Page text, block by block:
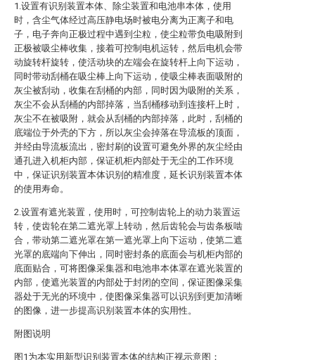
1.设置有识别装置本体、除尘装置和电池串本体，使用
时，含尘气体经过高压静电场时被电分离为正离子和电
子，电子奔向正极过程中遇到尘粒，使尘粒带负电吸附到
正极被吸尘棒收集，接着可控制电机运转，然后电机会带
动旋转杆旋转，使活动块的左端会在旋转杆上向下运动，
同时带动刮桶在吸尘棒上向下运动，使吸尘棒表面吸附的
灰尘被刮动，收集在刮桶的内部，同时因为吸附的关系，
灰尘不会从刮桶的内部掉落，当刮桶移动到连接杆上时，
灰尘不在被吸附，就会从刮桶的内部掉落，此时，刮桶的
底端位于外壳的下方，所以灰尘会掉落在导流板的顶面，
并经由导流板流出，密封刷的设置可避免外界的灰尘经由
通孔进入机柜内部，保证机柜内部处于无尘的工作环境
中，保证识别装置本体识别的精准度，延长识别装置本体
的使用寿命。
2.设置有遮光装置，使用时，可控制齿轮上的动力装置运
转，使齿轮在第二遮光罩上转动，然后齿轮会与齿条板啮
合，带动第二遮光罩在第一遮光罩上向下运动，使第二遮
光罩的底端向下伸出，同时密封条的底面会与机柜内部的
底面贴合，可将图像采集器和电池串本体罩在遮光装置的
内部，使遮光装置的内部处于封闭的空间，保证图像采集
器处于无光的环境中，使图像采集器可以识别到更加清晰
的图像，进一步提高识别装置本体的实用性。
附图说明
图1为本实用新型识别装置本体的结构正视示意图；